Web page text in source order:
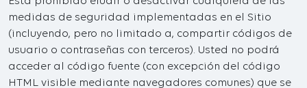
medidas de seguridad implementadas en el Sitio
(incluyendo, pero no limitado a, compartir códigos de
usuario o contraseñas con terceros). Usted no podrá
acceder al código fuente (con excepción del código
HTML visible mediante navegadores comunes) que se